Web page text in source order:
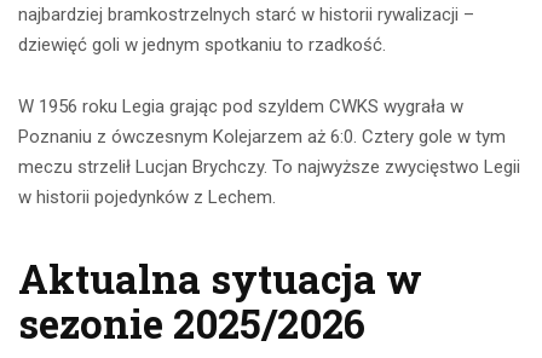
najbardziej bramkostrzelnych starć w historii rywalizacji –
dziewięć goli w jednym spotkaniu to rzadkość.
W 1956 roku Legia grając pod szyldem CWKS wygrała w
Poznaniu z ówczesnym Kolejarzem aż 6:0. Cztery gole w tym
meczu strzelił Lucjan Brychczy. To najwyższe zwycięstwo Legii
w historii pojedynków z Lechem.
Aktualna sytuacja w
sezonie 2025/2026